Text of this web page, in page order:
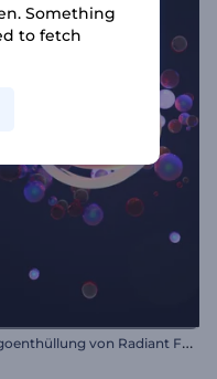
L
ogoenthüllung von Radiant Forms
Something
to fetch